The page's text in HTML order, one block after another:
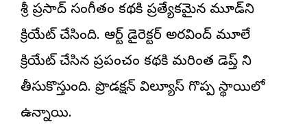
శ్రీ ప్రసాద్ సంగీతం కథకి ప్రత్యేకమైన మూడ్‌ని
క్రియేట్ చేసింది. ఆర్ట్ డైరెక్టర్ అరవింద్ మూలే
క్రియేట్ చేసిన ప్రపంచం కథకి మరింత డెప్త్ ని
తీసుకొస్తుంది. ప్రొడక్షన్ విల్యూస్ గొప్ప స్థాయిలో
ఉన్నాయి.